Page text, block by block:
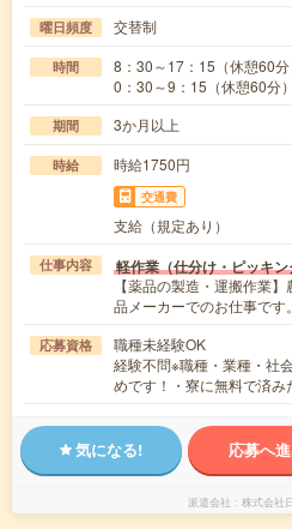
曜日頻度 交替制
時間
8：30～17：15（休憩60
0：30～9：15（休憩60分
期間 3か月以上
時給 時給1750円
交通費
支給（規定あり）
仕事内容 軽作業（仕分け・ピッキ
【薬品の製造・運搬作業
品メーカーでのお仕事で
応募資格
職種未経験OK
経験不問※職種・業種・社
めです！・寮に無料で済
気になる! 応募へ
派遣会社 株式会社